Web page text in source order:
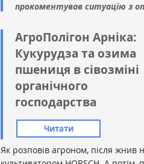
прокоментував ситуацію з
АгроПолігон Арніка:
Кукурудза та озима
пшениця в сівозміні
органічного
господарства
Читати
Як розповів агроном, після жнив